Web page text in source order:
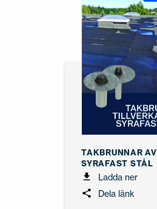
TAKBRUNNAR AV
SYRAFAST STÅL
Ladda ner
Dela länk